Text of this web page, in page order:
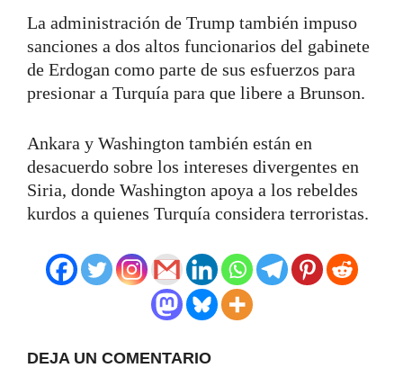
La administración de Trump también impuso
sanciones a dos altos funcionarios del gabinete
de Erdogan como parte de sus esfuerzos para
presionar a Turquía para que libere a Brunson.
Ankara y Washington también están en
desacuerdo sobre los intereses divergentes en
Siria, donde Washington apoya a los rebeldes
kurdos a quienes Turquía considera terroristas.
DEJA UN COMENTARIO